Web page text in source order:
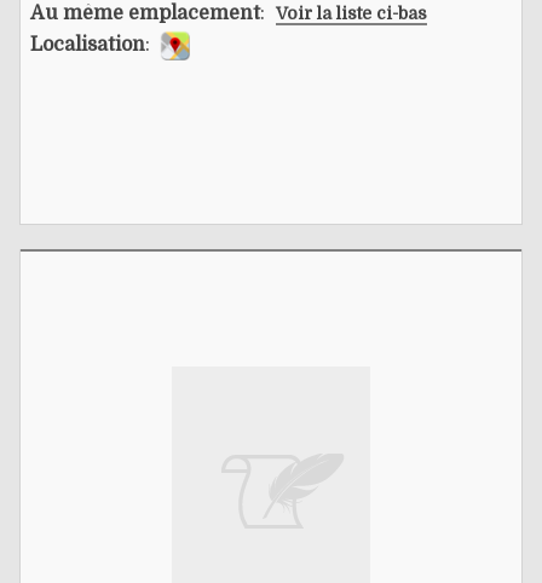
Au même emplacement: Voir la liste ci-bas
Localisation: